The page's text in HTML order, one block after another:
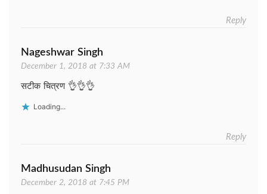
Reply
Nageshwar Singh
December 1, 2018 at 7:33 AM
सटीक चित्रण 👌👌👌
Loading...
Reply
Madhusudan Singh
December 2, 2018 at 7:45 PM